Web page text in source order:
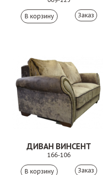
Заказ
ДИВАН ВИНСЕНТ
166-106
Заказ